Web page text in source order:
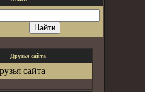
Друзья сайта
сайта